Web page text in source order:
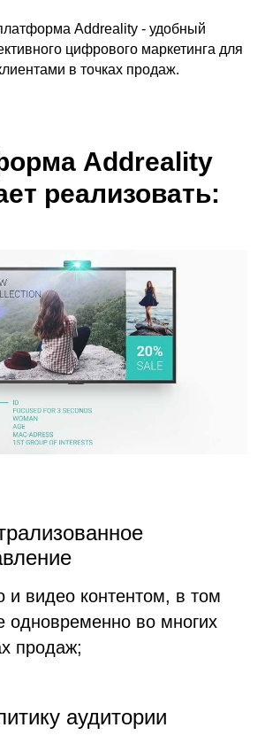
Addreality - удобный
цифрового маркетинга для
в точках продаж.
Addreality
реализовать:
и видео контентом, в том
одновременно во многих
продаж;
аудитории